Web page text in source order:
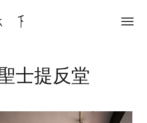
士提反堂